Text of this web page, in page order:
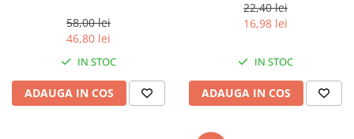
58,00 lei
46,80 lei
IN STOC
ADAUGA IN COS
22,40 lei
16,98 lei
IN STOC
ADAUGA IN COS